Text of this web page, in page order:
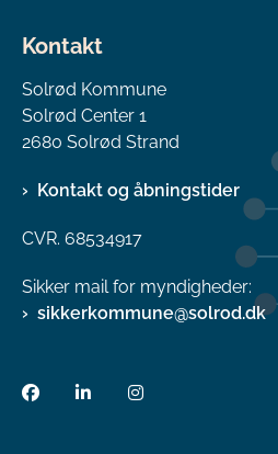
Kontakt
Solrød Kommune
Solrød Center 1
2680 Solrød Strand
Kontakt og åbningstider
CVR. 68534917
Sikker mail for myndigheder:
sikkerkommune@solrod.dk